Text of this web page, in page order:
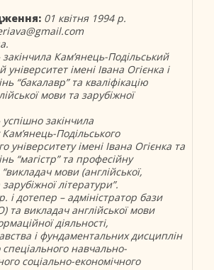
01 квітня 1994 р.
Кам’янець-Подільський
університет імені Івана Огієнка і
“бакалавр” та кваліфікацію
мови та зарубіжної
закінчила
Кам’янець-Подільського
університету імені Івана Огієнка та
“магістр” та професійну
мови (англійської,
літератури”.
і дотепер – адміністратор бази
та викладач англійської мови
діяльності,
і фундаментальних дисциплін
спеціального навчально-
соціально-економічного